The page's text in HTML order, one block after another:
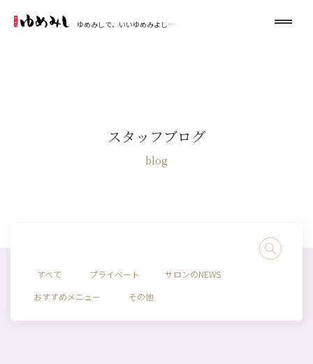
ゆめみしで、いいゆめみよし…
スタッフブログ
blog
すべて プライベート
サロンのNEWS
おすすめメニュー
その他